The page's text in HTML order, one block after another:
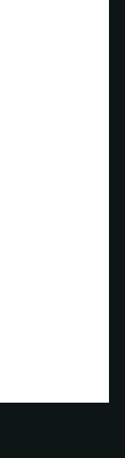
Pode
Hemisfério
Alterou a
Atmosférica